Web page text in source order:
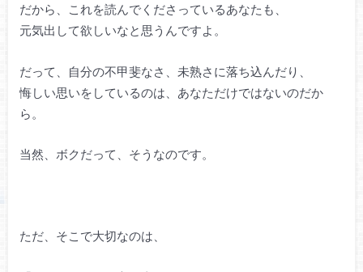
だから、これを読んでくださっているあなたも、
元気出して欲しいなと思うんですよ。
だって、自分の不甲斐なさ、未熟さに落ち込んだり、
悔しい思いをしているのは、あなただけではないのだか
ら。
当然、ボクだって、そうなのです。
ただ、そこで大切なのは、